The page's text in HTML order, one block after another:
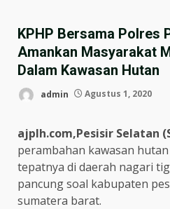
KPHP Bersama Polres
Amankan Masyarakat
Dalam Kawasan Hutan
admin Agustus 1, 2020
ajplh.com,Pesisir Selatan
perambahan kawasan
tepatnya di daerah nagari
pancung soal kabupaten
sumatera barat.